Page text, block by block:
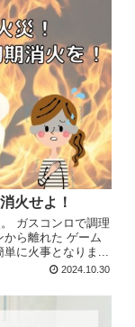
火せよ！
ガスコンロで調理
ら離れた ゲーム
単に火事となりま...
2024.10.30